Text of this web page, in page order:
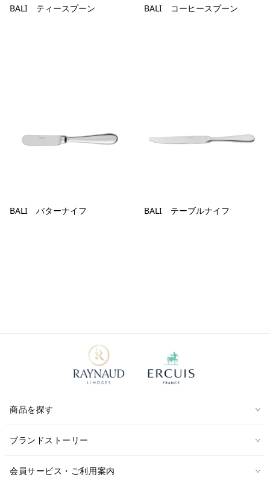
BALI ティースプーン BALI コーヒースプーン
BALI バターナイフ BALI テーブルナイフ
商品を探す
ブランドストーリー
会員サービス・ご利用案内